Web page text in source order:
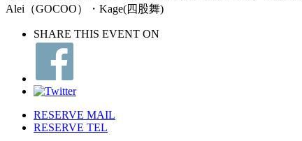
Alei（GOCOO）・Kage(四股舞)
SHARE THIS EVENT ON
RESERVE MAIL
RESERVE TEL